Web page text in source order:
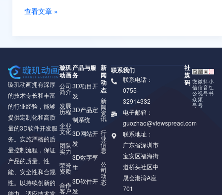
查看文章 »
璇玑动画拥有深厚
的技术专长和丰富
的行业经验，能够
提供定制化和高质
量的3D软件开发服
务。实施严格的质
量控制流程，保证
产品的质量、性
能、安全性和合规
性。以持续创新的
能力，适应技术发
璇玑
动画
公司
简介
发展
历程
企业
文化
团队
实力
荣誉
资质
合作
客户
产品与服
务
3D项目开
发
3D产品定
制系统
3D网站开
发
3D数字孪
生
3D软件开
发
新
闻
动
态
新
闻
资
讯
行
业
信
息
公
司
动
态
联系我们
联系电话：
0755-
32914332
电子邮箱：
guozhao@viewspread.com
联系地址：
广东省深圳市
宝安区福海街
道桥头社区中
晟会港湾A座
701
社
媒
码 微
信
公
众
号
微
信
视
频
号
抖
音
号
小
红
书